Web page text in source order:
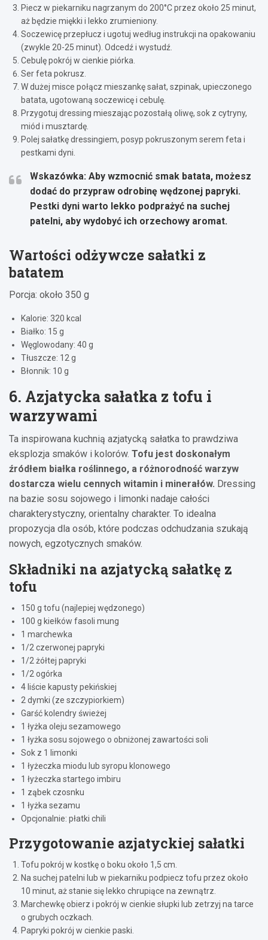
Piecz w piekarniku nagrzanym do 200°C przez około 25 minut,
aż będzie miękki i lekko zrumieniony.
Soczewicę przepłucz i ugotuj według instrukcji na opakowaniu
(zwykle 20-25 minut). Odcedź i wystudź.
Cebulę pokrój w cienkie piórka.
Ser feta pokrusz.
W dużej misce połącz mieszankę sałat, szpinak, upieczonego
batata, ugotowaną soczewicę i cebulę.
Przygotuj dressing mieszając pozostałą oliwę, sok z cytryny,
miód i musztardę.
Polej sałatkę dressingiem, posyp pokruszonym serem feta i
pestkami dyni.
Wskazówka: Aby wzmocnić smak batata, możesz
dodać do przypraw odrobinę wędzonej papryki.
Pestki dyni warto lekko podprażyć na suchej
patelni, aby wydobyć ich orzechowy aromat.
Wartości odżywcze sałatki z
batatem
Porcja: około 350 g
Kalorie: 320 kcal
Białko: 15 g
Węglowodany: 40 g
Tłuszcze: 12 g
Błonnik: 10 g
6. Azjatycka sałatka z tofu i
warzywami
Ta inspirowana kuchnią azjatycką sałatka to prawdziwa
eksplozja smaków i kolorów. Tofu jest doskonałym
źródłem białka roślinnego, a różnorodność warzyw
dostarcza wielu cennych witamin i minerałów. Dressing
na bazie sosu sojowego i limonki nadaje całości
charakterystyczny, orientalny charakter. To idealna
propozycja dla osób, które podczas odchudzania szukają
nowych, egzotycznych smaków.
Składniki na azjatycką sałatkę z
tofu
150 g tofu (najlepiej wędzonego)
100 g kiełków fasoli mung
1 marchewka
1/2 czerwonej papryki
1/2 żółtej papryki
1/2 ogórka
4 liście kapusty pekińskiej
2 dymki (ze szczypiorkiem)
Garść kolendry świeżej
1 łyżka oleju sezamowego
1 łyżka sosu sojowego o obniżonej zawartości soli
Sok z 1 limonki
1 łyżeczka miodu lub syropu klonowego
1 łyżeczka startego imbiru
1 ząbek czosnku
1 łyżka sezamu
Opcjonalnie: płatki chili
Przygotowanie azjatyckiej sałatki
Tofu pokrój w kostkę o boku około 1,5 cm.
Na suchej patelni lub w piekarniku podpiecz tofu przez około
10 minut, aż stanie się lekko chrupiące na zewnątrz.
Marchewkę obierz i pokrój w cienkie słupki lub zetrzyj na tarce
o grubych oczkach.
Papryki pokrój w cienkie paski.